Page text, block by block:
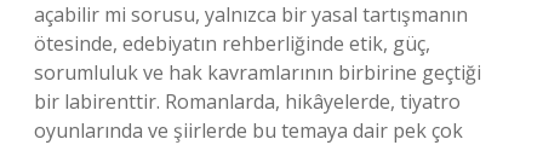
açabilir mi sorusu, yalnızca bir yasal tartışmanın
ötesinde, edebiyatın rehberliğinde etik, güç,
sorumluluk ve hak kavramlarının birbirine geçtiği
bir labirenttir. Romanlarda, hikâyelerde, tiyatro
oyunlarında ve şiirlerde bu temaya dair pek çok